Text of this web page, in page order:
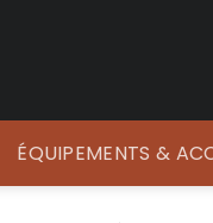
ÉQUIPEMENTS &